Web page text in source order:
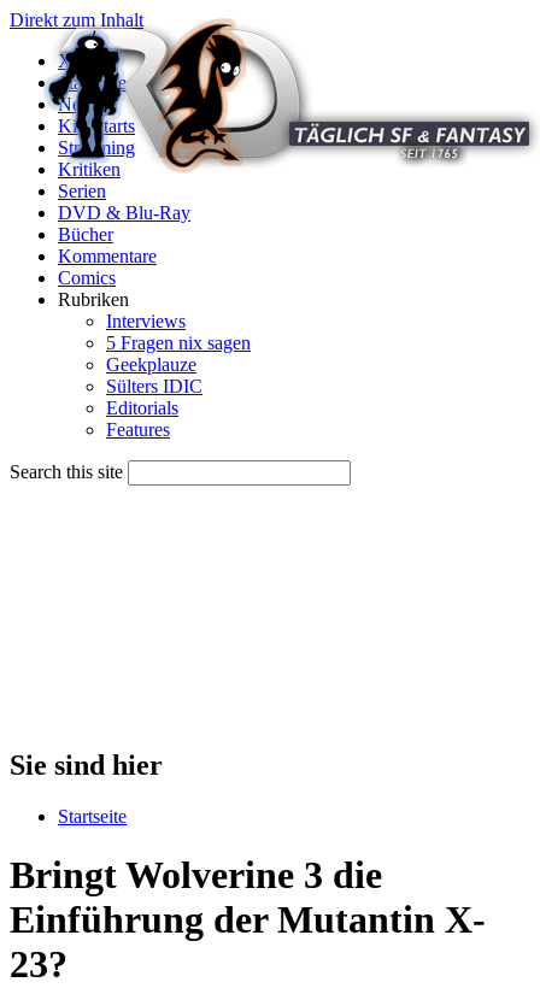
Direkt zum Inhalt
X
Startseite
News
Kinostarts
Streaming
Kritiken
Serien
DVD & Blu-Ray
Bücher
Kommentare
Comics
Rubriken
Interviews
5 Fragen nix sagen
Geekplauze
Sülters IDIC
Editorials
Features
Search this site
Sie sind hier
Startseite
Bringt Wolverine 3 die
Einführung der Mutantin X-
23?